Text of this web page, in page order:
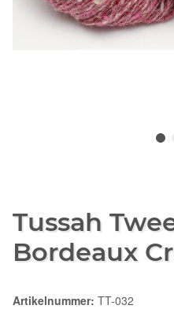
Tussah
Bordeaux
Artikelnummer: TT-032